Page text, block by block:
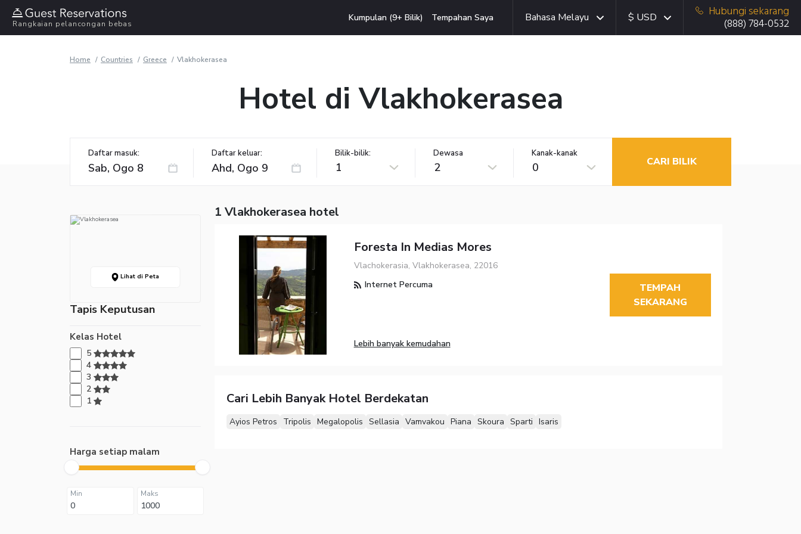
Rangkaian pelancongan bebas
Kumpulan (9+ Bilik) Tempahan Saya Bahasa Melayu $ USD
Hubungi sekarang
(888) 784-0532
Home Countries Greece Vlakhokerasea
Hotel di Vlakhokerasea
Daftar masuk: Daftar keluar: Bilik-bilik:
1
Dewasa
2
Kanak-kanak
0 CARI BILIK
Lihat di Peta
Tapis Keputusan
Kelas Hotel
5
4
3
2
1
Harga setiap malam
Min Maks
1 Vlakhokerasea hotel
Foresta In Medias Mores
Vlachokerasia, Vlakhokerasea, 22016
Internet Percuma
Lebih banyak kemudahan
TEMPAH
SEKARANG
Cari Lebih Banyak Hotel Berdekatan
Ayios Petros Tripolis Megalopolis Sellasia Vamvakou Piana Skoura Sparti Isaris